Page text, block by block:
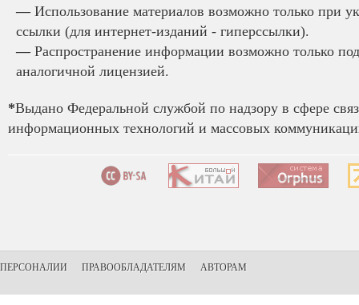
—Использование материалов возможно только при
ссылки (для интернет-изданий - гиперссылки).
—Распространение информации возможно только
аналогичной лицензией.
*Выдано Федеральной службой по надзору в сфере
информационных технологий и массовых
ПЕРСОНАЛИИ ПРАВООБЛАДАТЕЛЯМ АВТОРАМ